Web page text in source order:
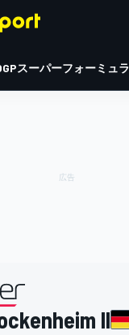
スーパーフォーミュラ
II